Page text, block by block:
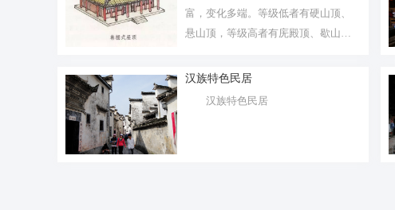
富，变化多端。等级低者有硬山顶、
悬山顶，等级高者有庑殿顶、歇山
汉族特色民居
汉族特色民居